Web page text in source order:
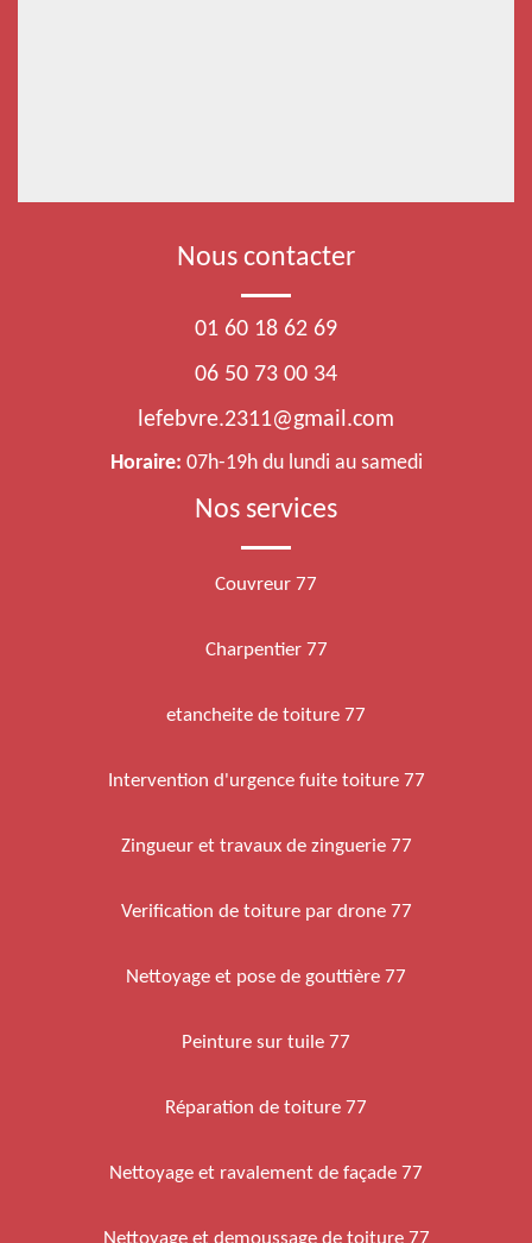
Nous contacter
01 60 18 62 69
06 50 73 00 34
lefebvre.2311@gmail.com
Horaire: 07h-19h du lundi au samedi
Nos services
Couvreur 77
Charpentier 77
etancheite de toiture 77
Intervention d'urgence fuite toiture 77
Zingueur et travaux de zinguerie 77
Verification de toiture par drone 77
Nettoyage et pose de gouttière 77
Peinture sur tuile 77
Réparation de toiture 77
Nettoyage et ravalement de façade 77
Nettoyage et demoussage de toiture 77